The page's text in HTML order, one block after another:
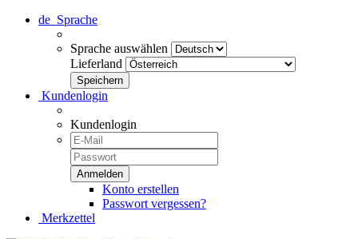
de Sprache
Sprache auswählen
Lieferland
Kundenlogin
Kundenlogin
Konto erstellen
Passwort vergessen?
Merkzettel